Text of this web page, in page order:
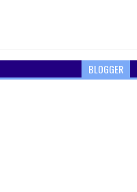
BLOGGER